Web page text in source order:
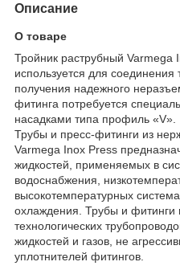
Описание
О товаре
Тройник раструбный Varmega
используется для
получения надежного
фитинга потребуется
насадками типа профиль «V».
Трубы и пресс-фитинги из
Varmega Inox Press
жидкостей, применяемых в
водоснабжения,
высокотемпературных
охлаждения. Трубы и фитинги
технологических
жидкостей и газов, не
уплотнителей фитингов.